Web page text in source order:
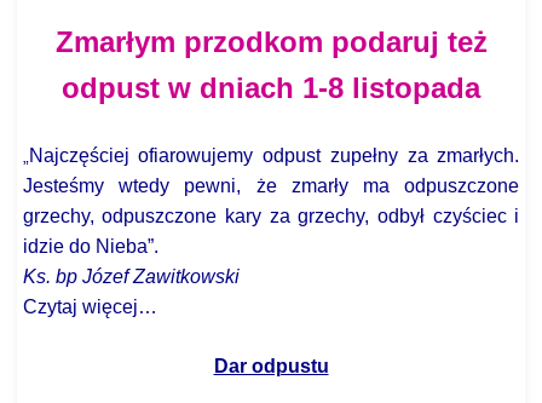
Zmarłym przodkom podaruj też
odpust w dniach 1-8 listopada
Najczęściej ofiarowujemy odpust zupełny za zmarłych.
Jesteśmy wtedy pewni, że zmarły ma odpuszczone
grzechy, odpuszczone kary za grzechy, odbył czyściec i
idzie do Nieba”.
Ks. bp Józef Zawitkowski
Czytaj więcej…
Dar odpustu